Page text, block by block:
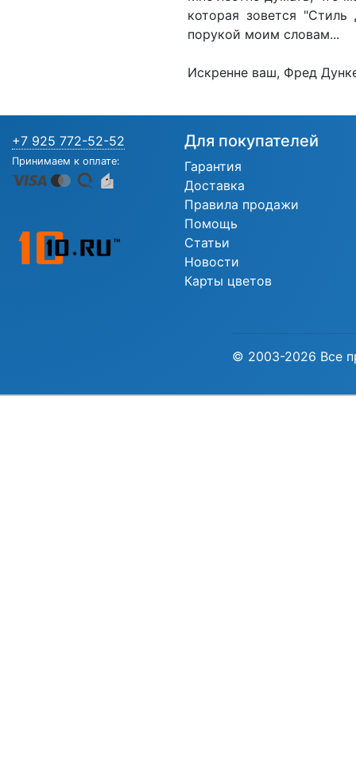
которая зовется
порукой моим словам...
Искренне ваш, Фред
+7 925 772-52-52
Принимаем к оплате:
Для покупателей
Гарантия
Доставка
Правила продажи
Помощь
Статьи
Новости
Карты цветов
© 2003-2026 Все